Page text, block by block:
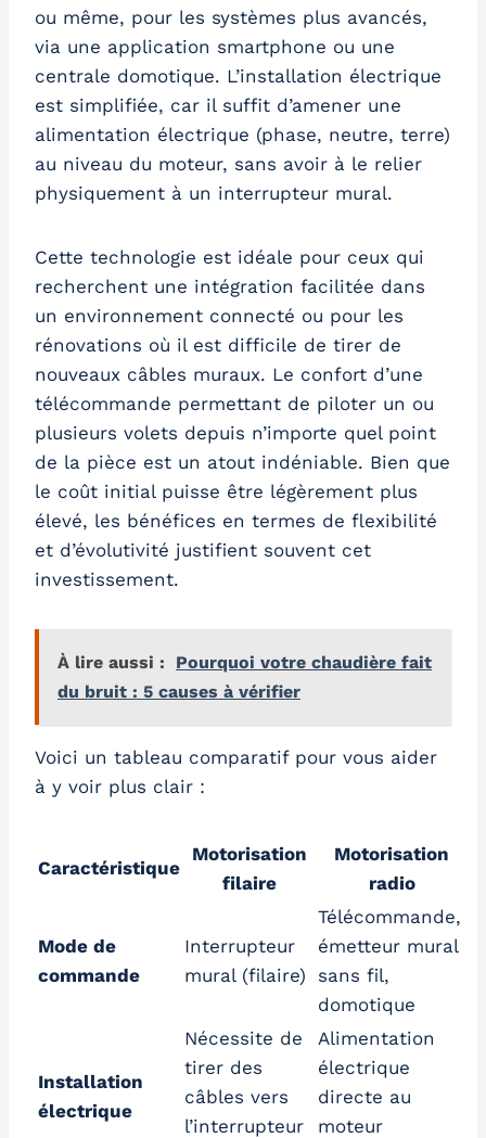
ou même, pour les systèmes plus avancés,
via une application smartphone ou une
centrale domotique. L’installation électrique
est simplifiée, car il suffit d’amener une
alimentation électrique (phase, neutre, terre)
au niveau du moteur, sans avoir à le relier
physiquement à un interrupteur mural.
Cette technologie est idéale pour ceux qui
recherchent une intégration facilitée dans
un environnement connecté ou pour les
rénovations où il est difficile de tirer de
nouveaux câbles muraux. Le confort d’une
télécommande permettant de piloter un ou
plusieurs volets depuis n’importe quel point
de la pièce est un atout indéniable. Bien que
le coût initial puisse être légèrement plus
élevé, les bénéfices en termes de flexibilité
et d’évolutivité justifient souvent cet
investissement.
À lire aussi :
Pourquoi votre chaudière fait
du bruit : 5 causes à vérifier
Voici un tableau comparatif pour vous aider
à y voir plus clair :
Caractéristique
Motorisation
filaire
Motorisation
radio
Mode de
commande
Interrupteur
mural (filaire)
Télécommande,
émetteur mural
sans fil,
domotique
Installation
électrique
Nécessite de
tirer des
câbles vers
l’interrupteur
Alimentation
électrique
directe au
moteur